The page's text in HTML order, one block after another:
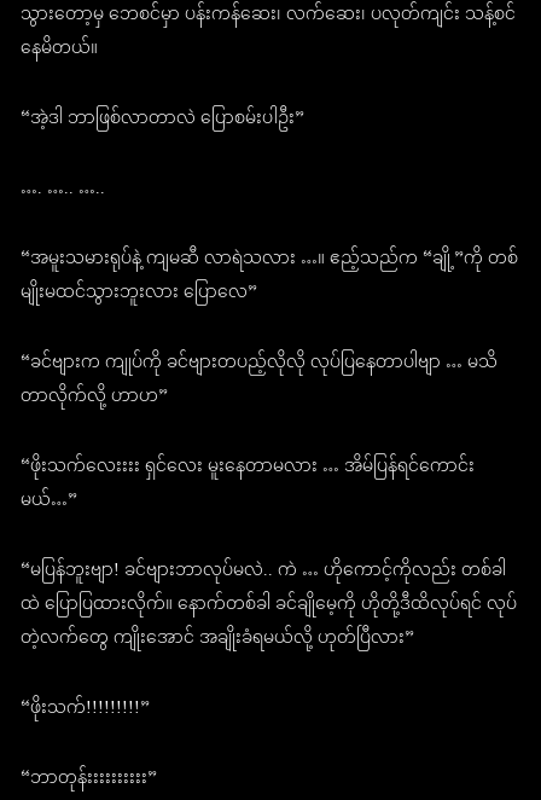
သွားတော့မှ ဘေစင်မှာ ပန်းကန်ဆေး၊ လက်ဆေး၊ ပလုတ်ကျင်း သန့်စင်
နေမိတယ်။
“အဲ့ဒါ ဘာဖြစ်လာတာလဲ ပြောစမ်းပါဦး”
…. ….. …..
“အမူးသမားရုပ်နဲ့ ကျမဆီ လာရဲသလား …။ ဧည့်သည်က “ချို့”ကို တစ်
မျိုးမထင်သွားဘူးလား ပြောလေ”
“ခင်ဗျားက ကျုပ်ကို ခင်ဗျားတပည့်လိုလို လုပ်ပြနေတာပါဗျာ … မသိ
တာလိုက်လို့ ဟာဟ”
“ဖိုးသက်လေးးးး ရှင်လေး မူးနေတာမလား … အိမ်ပြန်ရင်ကောင်း
မယ်…”
“မပြန်ဘူးဗျာ! ခင်ဗျားဘာလုပ်မလဲ.. ကဲ … ဟိုကောင့်ကိုလည်း တစ်ခါ
ထဲ ပြောပြထားလိုက်။ နောက်တစ်ခါ ခင်ချိုမေ့ကို ဟိုတို့ဒီထိလုပ်ရင် လုပ်
တဲ့လက်တွေ ကျိုးအောင် အချိုးခံရမယ်လို့ ဟုတ်ပြီလား”
“ဖိုးသက်!!!!!!!!!”
“ဘာတုန်းးးးးးးးးး”